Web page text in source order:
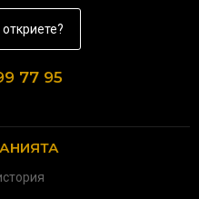
77 95